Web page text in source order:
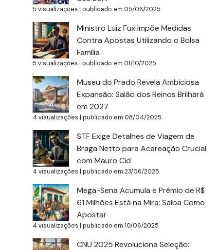
5 visualizações |publicado em 05/06/2025
Ministro Luiz Fux Impõe Medidas
Contra Apostas Utilizando o Bolsa
Família
5 visualizações |publicado em 01/10/2025
Museu do Prado Revela Ambiciosa
Expansão: Salão dos Reinos Brilhará
em 2027
4 visualizações |publicado em 08/04/2025
STF Exige Detalhes de Viagem de
Braga Netto para Acareação Crucial
com Mauro Cid
4 visualizações |publicado em 23/06/2025
Mega-Sena Acumula e Prêmio de R$
61 Milhões Está na Mira: Saiba Como
Apostar
4 visualizações |publicado em 10/06/2025
CNU 2025 Revoluciona Seleção: